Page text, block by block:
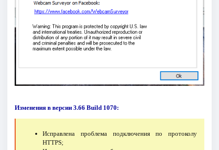
Изменения в версии 3.66 Build 1070:
Исправлена проблема подключения по протоколу
HTTPS;